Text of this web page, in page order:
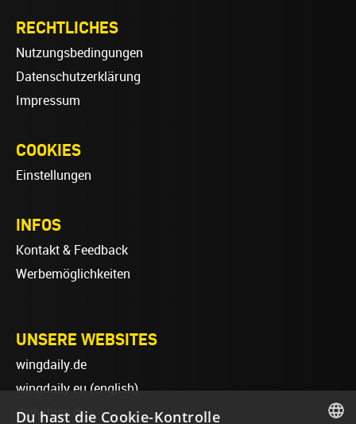
RECHTLICHES
Nutzungsbedingungen
Datenschutzerklärung
Impressum
COOKIES
Einstellungen
INFOS
Kontakt & Feedback
Werbemöglichkeiten
UNSERE WEBSITES
wingdaily.de
wingdaily.eu(english)
dailydose.de
Du hast die Cookie-Kontrolle